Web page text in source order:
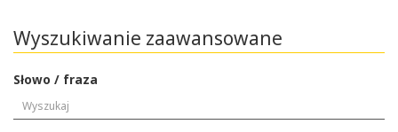
Wyszukiwanie zaawansowane
Słowo / fraza